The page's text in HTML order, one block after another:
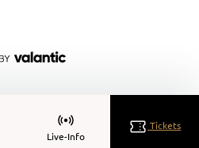
Live-Info
Tickets